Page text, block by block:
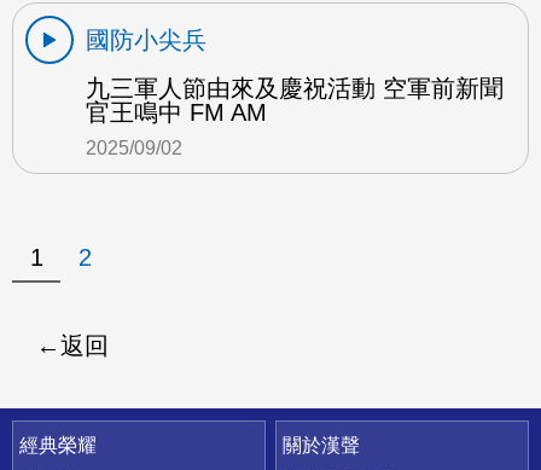
國防小尖兵
九三軍人節由來及慶祝活動 空軍前新聞
官王鳴中 FM AM
2025/09/02
1 2
返回
快速連結
經典榮耀
關於漢聲